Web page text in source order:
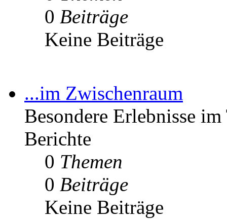
0 Beiträge
Keine Beiträge
...im Zwischenraum
Besondere Erlebnisse
Berichte
0 Themen
0 Beiträge
Keine Beiträge